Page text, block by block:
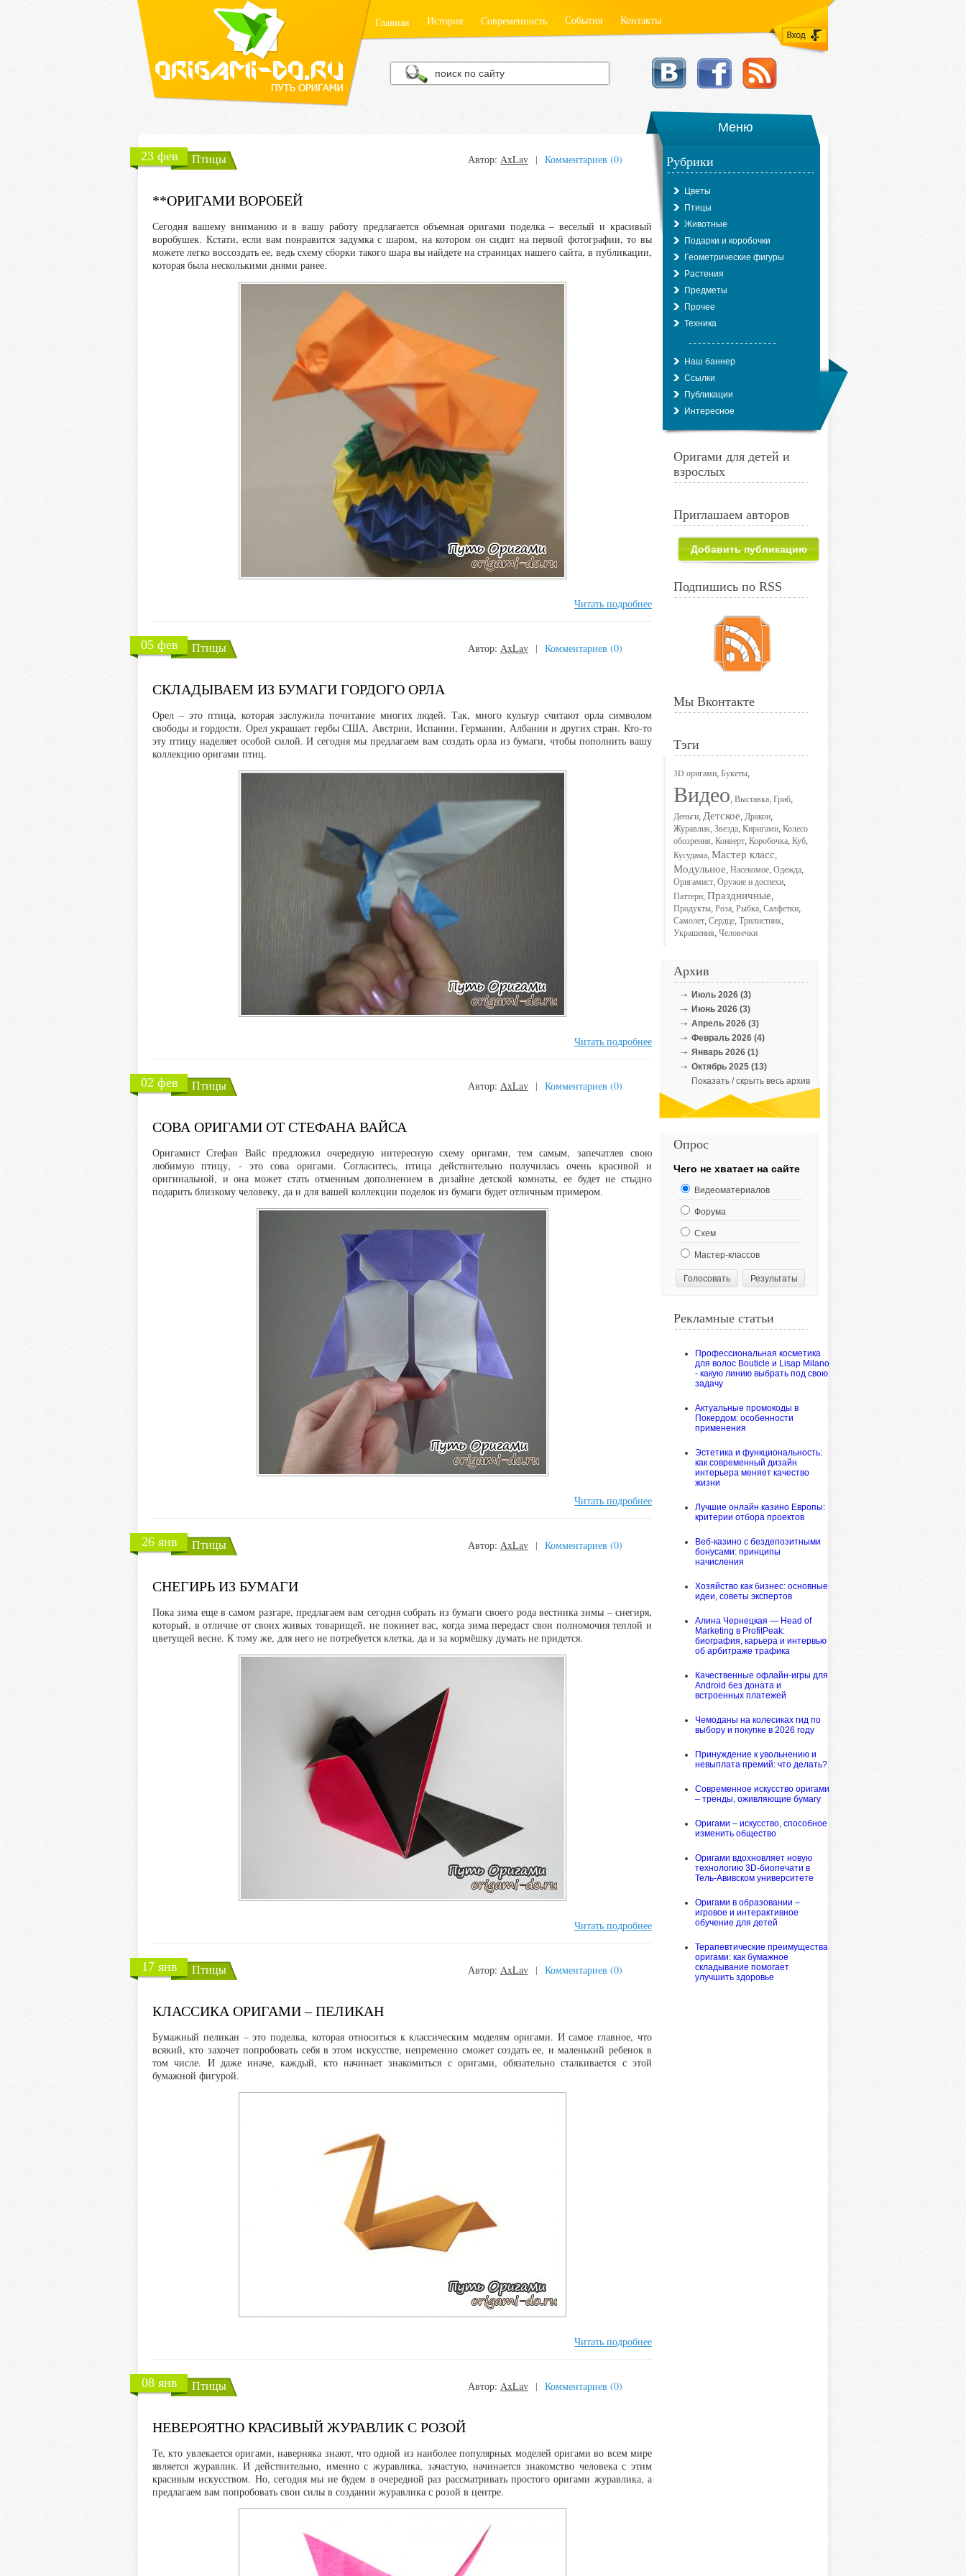
Главная История Современность События Контакты
Меню
23 фев
Птицы Автор: AxLav | Комментариев (0)
**ОРИГАМИ ВОРОБЕЙ
Сегодня вашему вниманию и в вашу работу предлагается объемная оригами поделка – веселый и красивый
воробушек. Кстати, если вам понравится задумка с шаром, на котором он сидит на первой фотографии, то вы
можете легко воссоздать ее, ведь схему сборки такого шара вы найдете на страницах нашего сайта, в публикации,
которая была несколькими днями ранее.
Читать подробнее
05 фев Птицы Автор: AxLav | Комментариев (0)
СКЛАДЫВАЕМ ИЗ БУМАГИ ГОРДОГО ОРЛА
Орел – это птица, которая заслужила почитание многих людей. Так, много культур считают орла символом
свободы и гордости. Орел украшает гербы США, Австрии, Испании, Германии, Албании и других стран. Кто-то
эту птицу наделяет особой силой. И сегодня мы предлагаем вам создать орла из бумаги, чтобы пополнить вашу
коллекцию оригами птиц.
Читать подробнее
02 фев Птицы Автор: AxLav | Комментариев (0)
СОВА ОРИГАМИ ОТ СТЕФАНА ВАЙСА
Оригамист Стефан Вайс предложил очередную интересную схему оригами, тем самым, запечатлев свою
любимую птицу, - это сова оригами. Согласитесь, птица действительно получилась очень красивой и
оригинальной, и она может стать отменным дополнением в дизайне детской комнаты, ее будет не стыдно
подарить близкому человеку, да и для вашей коллекции поделок из бумаги будет отличным примером.
Читать подробнее
26 янв Птицы Автор: AxLav | Комментариев (0)
СНЕГИРЬ ИЗ БУМАГИ
Пока зима еще в самом разгаре, предлагаем вам сегодня собрать из бумаги своего рода вестника зимы – снегиря,
который, в отличие от своих живых товарищей, не покинет вас, когда зима передаст свои полномочия теплой и
цветущей весне. К тому же, для него не потребуется клетка, да и за кормёшку думать не придется.
Читать подробнее
17 янв Птицы Автор: AxLav | Комментариев (0)
КЛАССИКА ОРИГАМИ – ПЕЛИКАН
Бумажный пеликан – это поделка, которая относиться к классическим моделям оригами. И самое главное, что
всякий, кто захочет попробовать себя в этом искусстве, непременно сможет создать ее, и маленький ребенок в
том числе. И даже иначе, каждый, кто начинает знакомиться с оригами, обязательно сталкивается с этой
бумажной фигурой.
Читать подробнее
08 янв Птицы Автор: AxLav | Комментариев (0)
НЕВЕРОЯТНО КРАСИВЫЙ ЖУРАВЛИК С РОЗОЙ
Те, кто увлекается оригами, наверняка знают, что одной из наиболее популярных моделей оригами во всем мире
является журавлик. И действительно, именно с журавлика, зачастую, начинается знакомство человека с этим
красивым искусством. Но, сегодня мы не будем в очередной раз рассматривать простого оригами журавлика, а
предлагаем вам попробовать свои силы в создании журавлика с розой в центре.
Рубрики
Цветы
Птицы
Животные
Подарки и коробочки
Геометрические фигуры
Растения
Предметы
Прочее
Техника
Наш баннер
Ссылки
Публикации
Интересное
Оригами для детей и
взрослых
Приглашаем авторов
Добавить публикацию
Подпишись по RSS
Мы Вконтакте
Тэги
3D оригами, Букеты,
Видео, Выставка, Гриб,
Деньги, Детское, Дракон,
Журавлик, Звезда, Киригами, Колесо
обозрения, Конверт, Коробочка, Куб,
Кусудама, Мастер класс,
Модульное, Насекомое, Одежда,
Оригамист, Оружие и доспехи,
Паттерн, Праздничные,
Продукты, Роза, Рыбка, Салфетки,
Самолет, Сердце, Трилистник,
Украшения, Человечки
Архив
Июль 2026 (3)
Июнь 2026 (3)
Апрель 2026 (3)
Февраль 2026 (4)
Январь 2026 (1)
Октябрь 2025 (13)
Показать / скрыть весь архив
Опрос
Чего не хватает на сайте
Видеоматериалов
Форума
Схем
Мастер-классов
Рекламные статьи
Профессиональная косметика
для волос Bouticle и Lisap Milano
- какую линию выбрать под свою
задачу
Актуальные промокоды в
Покердом: особенности
применения
Эстетика и функциональность:
как современный дизайн
интерьера меняет качество
жизни
Лучшие онлайн казино Европы:
критерии отбора проектов
Веб-казино с бездепозитными
бонусами: принципы
начисления
Хозяйство как бизнес: основные
идеи, советы экспертов
Алина Чернецкая — Head of
Marketing в ProfitPeak:
биография, карьера и интервью
об арбитраже трафика
Качественные офлайн-игры для
Android без доната и
встроенных платежей
Чемоданы на колесиках гид по
выбору и покупке в 2026 году
Принуждение к увольнению и
невыплата премий: что делать?
Современное искусство оригами
– тренды, оживляющие бумагу
Оригами – искусство, способное
изменить общество
Оригами вдохновляет новую
технологию 3D-биопечати в
Тель-Авивском университете
Оригами в образовании –
игровое и интерактивное
обучение для детей
Терапевтические преимущества
оригами: как бумажное
складывание помогает
улучшить здоровье